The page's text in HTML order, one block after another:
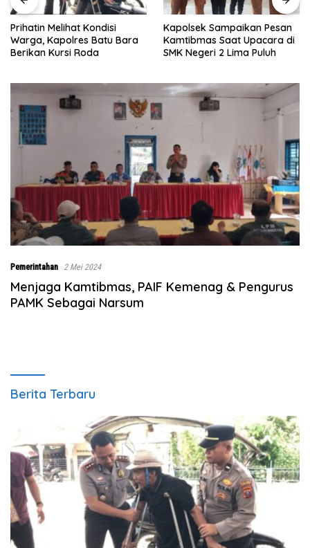
Kapolsek Sampaikan Pesan
Kamtibmas Saat Upacara di
SMK Negeri 2 Lima Puluh
Bupati Batu Bara Ajak
Majelis Taklim Jadi Benteng
Keluarga dalam Memerangi
Pemerintahan 2 Mei 2024
Menjaga Kamtibmas, PAIF Kemenag & Pengurus
PAMK Sebagai Narsum
Berita Terbaru